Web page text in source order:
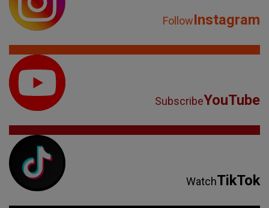
FollowInstagram
SubscribeYouTube
WatchTikTok